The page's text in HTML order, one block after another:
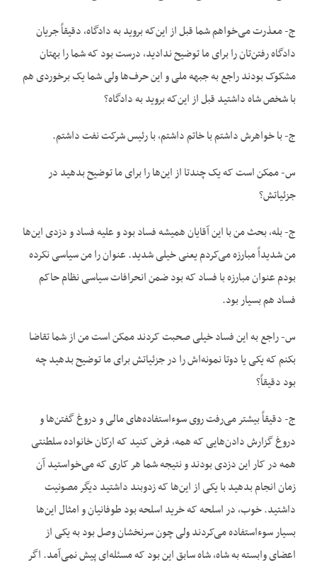
ج- معذرت می‌خواهم شما قبل از این‌که بروید به دادگاه، دقیقاً جریان
دادگاه رفتن‌تان را برای ما توضیح ندادید، درست بود که شما را بهتان
مشکوک بودند راجع به جبهه ملی و این حرف‌ها ولی شما یک برخوردی هم
با شخص شاه داشتید قبل از این‌که بروید به دادگاه؟
ج- با خواهرش داشتم با خاتم داشتم، با رئیس شرکت نفت داشتم.
س- ممکن است که یک چندتا از این‌ها را برای ما توضیح بدهید در
جزئیاتش؟
ج- بله، بحث من با این آقایان همیشه فساد بود و علیه فساد و دزدی این‌ها
من شدیداً مبارزه می‌کردم یعنی خیلی شدید. عنوان را من سیاسی نکرده
بودم عنوان مبارزه با فساد که بود ضمن انحرافات سیاسی نظام حاکم
فساد هم بسیار بود.
س- راجع به این فساد خیلی صحبت کردند ممکن است من از شما تقاضا
بکنم که یکی یا دوتا نمونه‌اش را در جزئیاتش برای ما توضیح بدهید چه
بود دقیقاً؟
ج- دقیقاً بیشتر می‌رفت روی سوءاستفاده‌های مالی و دروغ گفتن‌ها و
دروغ گزارش دادن‌هایی که همه، فرض کنید که ارکان خانواده سلطنتی
همه در کار این دزدی بودند و نتیجه شما هر کاری که می‌خواستید آن
زمان انجام بدهید با یکی از این‌ها که زدوبند داشتید دیگر مصونیت
داشتید. خوب، در اسلحه که خرید اسلحه بود طوفانیان و امثال این‌ها
بسیار سوءاستفاده می‌کردند ولی چون سرنخشان وصل بود به یکی از
اعضای وابسته به شاه، شاه سابق این بود که مسئله‌ای پیش نمی‌آمد. اگر